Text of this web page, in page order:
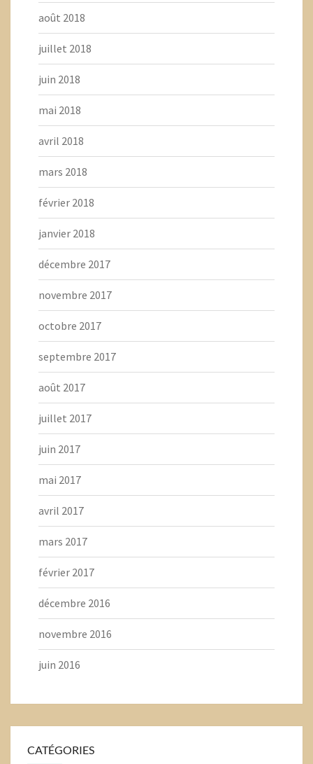
août 2018
juillet 2018
juin 2018
mai 2018
avril 2018
mars 2018
février 2018
janvier 2018
décembre 2017
novembre 2017
octobre 2017
septembre 2017
août 2017
juillet 2017
juin 2017
mai 2017
avril 2017
mars 2017
février 2017
décembre 2016
novembre 2016
juin 2016
CATÉGORIES